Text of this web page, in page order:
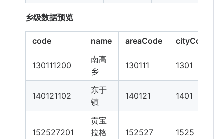
乡级数据预览
code name areaCode cityCode
130111200
南高
乡
130111 1301
140121102
东于
镇
140121 1401
152527201
贡宝
拉格
152527 1525